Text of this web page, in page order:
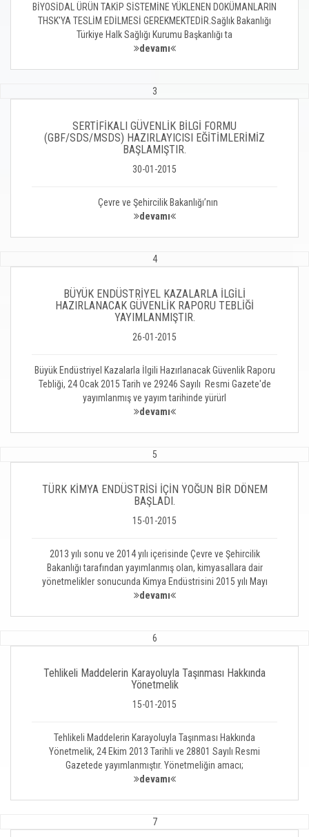
BİYOSİDAL ÜRÜN TAKİP SİSTEMİNE YÜKLENEN DOKÜMANLARIN
THSK'YA TESLİM EDİLMESİ GEREKMEKTEDİR.Sağlık Bakanlığı
Türkiye Halk Sağlığı Kurumu Başkanlığı ta
devamı
3
SERTİFİKALI GÜVENLİK BİLGİ FORMU
(GBF/SDS/MSDS) HAZIRLAYICISI EĞİTİMLERİMİZ
BAŞLAMIŞTIR.
30-01-2015
Çevre ve Şehircilik Bakanlığı’nın
devamı
4
BÜYÜK ENDÜSTRİYEL KAZALARLA İLGİLİ
HAZIRLANACAK GÜVENLİK RAPORU TEBLİĞİ
YAYIMLANMIŞTIR.
26-01-2015
Büyük Endüstriyel Kazalarla İlgili Hazırlanacak Güvenlik Raporu
Tebliği, 24 Ocak 2015 Tarih ve 29246 Sayılı Resmi Gazete'de
yayımlanmış ve yayım tarihinde yürürl
devamı
5
TÜRK KİMYA ENDÜSTRİSİ İÇİN YOĞUN BİR DÖNEM
BAŞLADI.
15-01-2015
2013 yılı sonu ve 2014 yılı içerisinde Çevre ve Şehircilik
Bakanlığı tarafından yayımlanmış olan, kimyasallara dair
yönetmelikler sonucunda Kimya Endüstrisini 2015 yılı Mayı
devamı
6
Tehlikeli Maddelerin Karayoluyla Taşınması Hakkında
Yönetmelik
15-01-2015
Tehlikeli Maddelerin Karayoluyla Taşınması Hakkında
Yönetmelik, 24 Ekim 2013 Tarihli ve 28801 Sayılı Resmi
Gazetede yayımlanmıştır. Yönetmeliğin amacı;
devamı
7